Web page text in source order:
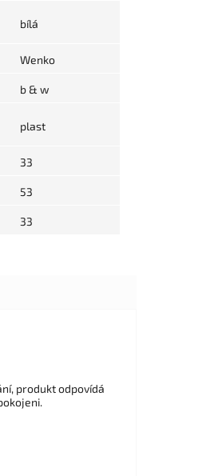
bílá
Wenko
b & w
plast
33
53
33
produkt odpovídá